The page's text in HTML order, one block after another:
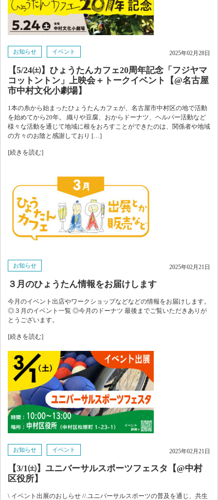
お知らせ イベント 2025年02月28日
【5/24㈯】ひょうたんカフェ20周年記念「フジヤマ
コットントン」上映会＋トークイベント【@名古屋
市中村文化小劇場】
1本の糸から始まったひょうたんカフェが、名古屋市中村区の地で活動
を始めてから20年。 織りや豆腐、おからドーナツ、ヘルパー活動など
様々な活動を通じて地域に根をおろすことができたのは、関係者や地域
の方々のお陰と感謝しており […]
[続きを読む]
お知らせ 2025年02月21日
３月のひょうたん情報をお届けします
今月のイベント出店やワークショップなどなどの情報をお届けします。
◎３月のイベント一覧 ◎今月のドーナツ 最後までご覧いただきありが
とうございます。
[続きを読む]
お知らせ イベント 2025年02月21日
【3/1㈯】ユニバーサルスポーツフェスタ【@中村
区役所】
\ イベント出展のおしらせ //.ユニバーサルスポーツの普及を通じ、共生